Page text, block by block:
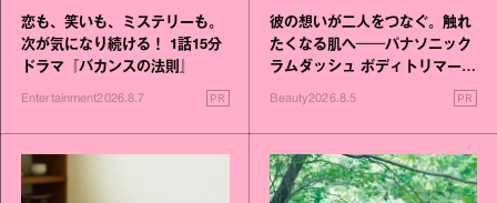
恋も、笑いも、ミステリーも。
次が気になり続ける！ 1話15分
ドラマ『バカンスの法則』
Entertainment2026.8.7 PR
彼の想いが二人をつなぐ。触れ
たくなる肌へ──パナソニック
ラムダッシュ ボディトリマーが
Beauty2026.8.5 PR